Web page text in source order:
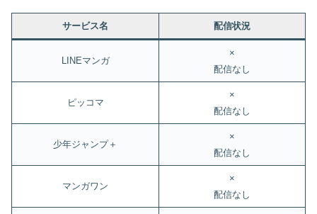
サービス名 配信状況
LINEマンガ
×
配信なし
ピッコマ
×
配信なし
少年ジャンプ＋
×
配信なし
マンガワン
×
配信なし